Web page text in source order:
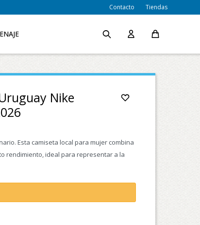
Contacto Tiendas
Nike
Esta camiseta local para mujer combina
rendimiento, ideal para representar a la